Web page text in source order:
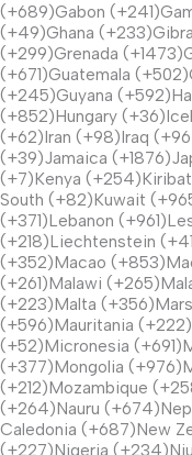
(+689)Gabon
(+49)Ghana
(+299)Grenada
(+671)Guatemala
(+245)Guyana
(+852)Hungary
(+62)Iran (+98)Iraq
(+39)Jamaica
(+7)Kenya
South (+82)Kuwait
(+371)Lebanon
(+218)Liechtenstein
(+352)Macao
(+261)Malawi
(+223)Malta
(+596)Mauritania
(+52)Micronesia
(+377)Mongolia
(+212)Mozambique
(+264)Nauru
Caledonia (+687)New
(+227)Nigeria